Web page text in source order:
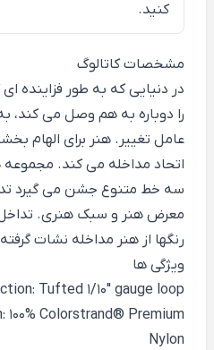
کنید.
مشخصات کاتالوگ
در دنیایی که به طور فزاینده
را دوباره به هم وصل می کند،
عامل تغییر. هنر برای الهام
سه خط متنوع جشن می گیرد
معرض هنر و سبک هنری. تداخل
رنگها از هنر مداخله نشات
ویژگی ها
Tufted 1/10" gauge loop
Colorstrand® Premium
Nylon